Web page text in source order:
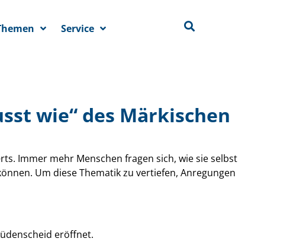
Service
wie“ des Märkischen
Immer mehr Menschen fragen sich, wie sie selbst
Um diese Thematik zu vertiefen, Anregungen
eröffnet.